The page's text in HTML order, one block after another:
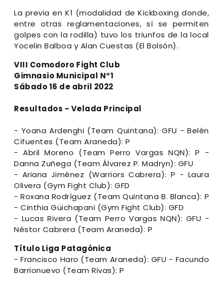
La previa en K1 (modalidad de Kickboxing donde,
entre otras reglamentaciones, sí se permiten
golpes con la rodilla) tuvo los triunfos de la local
Yocelin Balboa y Alan Cuestas (El Bolsón).
VIII Comodoro Fight Club
Gimnasio Municipal N°1
Sábado 16 de abril 2022
Resultados - Velada Principal
- Yoana Ardenghi (Team Quintana): GFU - Belén
Cifuentes (Team Araneda): P
- Abril Moreno (Team Perro Vargas NQN): P -
Danna Zuñega (Team Álvarez P. Madryn): GFU
- Ariana Jiménez (Warriors Cabrera): P - Laura
Olivera (Gym Fight Club): GFD
- Roxana Rodríguez (Team Quintana B. Blanca): P
- Cinthia Güichapani (Gym Fight Club): GFD
- Lucas Rivera (Team Perro Vargas NQN): GFU -
Néstor Cabrera (Team Araneda): P
Título Liga Patagónica
- Francisco Haro (Team Araneda): GFU - Facundo
Barrionuevo (Team Rivas): P